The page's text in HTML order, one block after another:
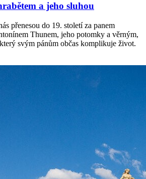
a jeho sluhou
přenesou do 19. století za panem
Thunem, jeho potomky a věrným,
svým pánům občas komplikuje život.